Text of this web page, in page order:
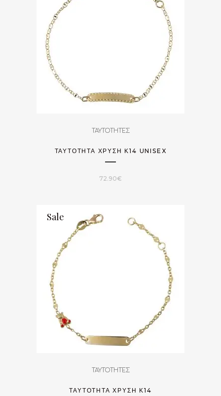
ΤΑΥΤΟΤΗΤΕΣ
ΤΑΥΤΌΤΗΤΑ ΧΡΥΣΉ Κ14 UNISEX
72.90€
Sale
ΤΑΥΤΟΤΗΤΕΣ
ΤΑΥΤΌΤΗΤΑ ΧΡΥΣΉ Κ14